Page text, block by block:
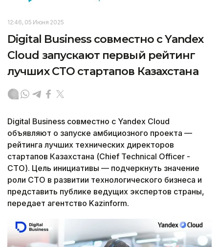
12:46, 05 Июня 2025
Digital Business совместно с Yandex
Cloud запускают первый рейтинг
лучших CTO стартапов Казахстана
Digital Business совместно с Yandex Cloud
объявляют о запуске амбициозного проекта —
рейтинга лучших технических директоров
стартапов Казахстана (Chief Technical Officer -
СТО). Цель инициативы — подчеркнуть значение
роли CTO в развитии технологического бизнеса и
представить публике ведущих экспертов страны,
передает агентство Kazinform.